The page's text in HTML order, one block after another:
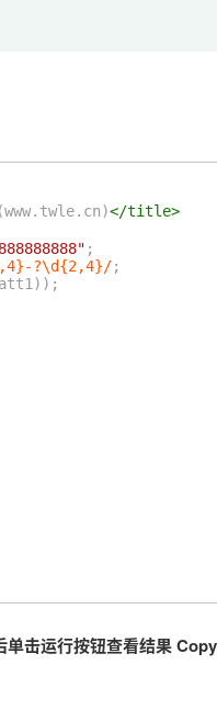
</title>
;
?\d{2,4}/;
));
单击运行按钮查看结果